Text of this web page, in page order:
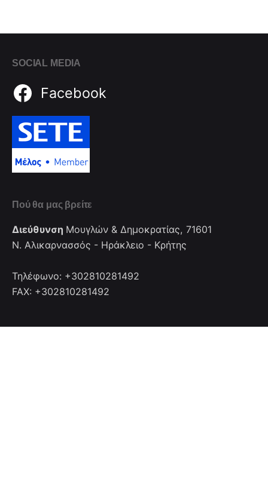
SOCIAL MEDIA
Facebook
Πού θα μας βρείτε
Διεύθυνση Μουγλών & Δημοκρατίας, 71601
Ν. Αλικαρνασσός - Ηράκλειο - Κρήτης
Τηλέφωνο: +302810281492
FAX: +302810281492